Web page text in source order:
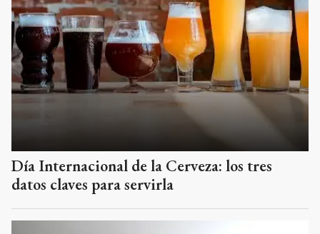
Día Internacional de la Cerveza: los tres
datos claves para servirla